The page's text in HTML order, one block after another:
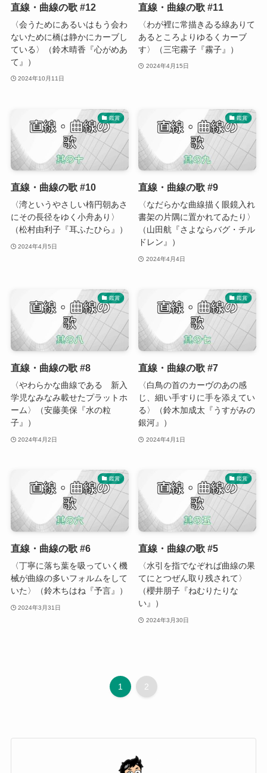
直線・曲線の歌 #12
〈会うためにあるいはもう会わ
ないために橋は静かにカーブし
ている〉（鈴木晴香『心がめあ
て』）
2024年10月11日
直線・曲線の歌 #11
〈わが裡に常描きゐる線ありて
あるところよりゆるくカーブ
す〉（三宅霧子『霧子』）
2024年4月15日
鑑賞
直線・曲線の歌 #10
〈湾というやさしい楕円朝あさ
にその長径をゆく小舟あり〉
（松村由利子『耳ふたひら』）
2024年4月5日
鑑賞
直線・曲線の歌 #9
〈なだらかな曲線描く眼鏡入れ
書架の片隅に置かれてゐたり〉
（山田航『さよならバグ・チル
ドレン』）
2024年4月4日
鑑賞
直線・曲線の歌 #8
〈やわらかな曲線である 新入
学児なみなみ載せたプラットホ
ーム〉（安藤美保『水の粒
子』）
2024年4月2日
鑑賞
直線・曲線の歌 #7
〈白鳥の首のカーヴのあの感
じ、細い手すりに手を添えてい
る〉（鈴木加成太『うすがみの
銀河』）
2024年4月1日
鑑賞
直線・曲線の歌 #6
〈丁寧に落ち葉を吸っていく機
械が曲線の多いフォルムをして
いた〉（鈴木ちはね『予言』）
2024年3月31日
鑑賞
直線・曲線の歌 #5
〈水引を指でなぞれば曲線の果
てにとつぜん取り残されて〉
（櫻井朋子『ねむりたりな
い』）
2024年3月30日
1 2